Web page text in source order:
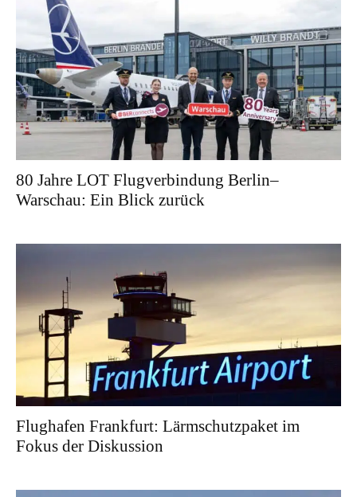
80 Jahre LOT Flugverbindung Berlin–
Warschau: Ein Blick zurück
Flughafen Frankfurt: Lärmschutzpaket im
Fokus der Diskussion